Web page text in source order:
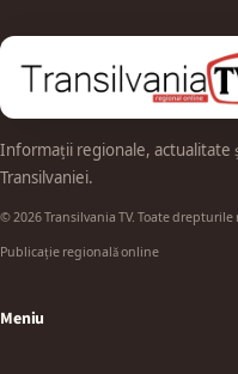
Informații regionale, actualitate
Transilvaniei.
© 2026 Transilvania TV. Toate drepturile
Publicație regională online
Meniu